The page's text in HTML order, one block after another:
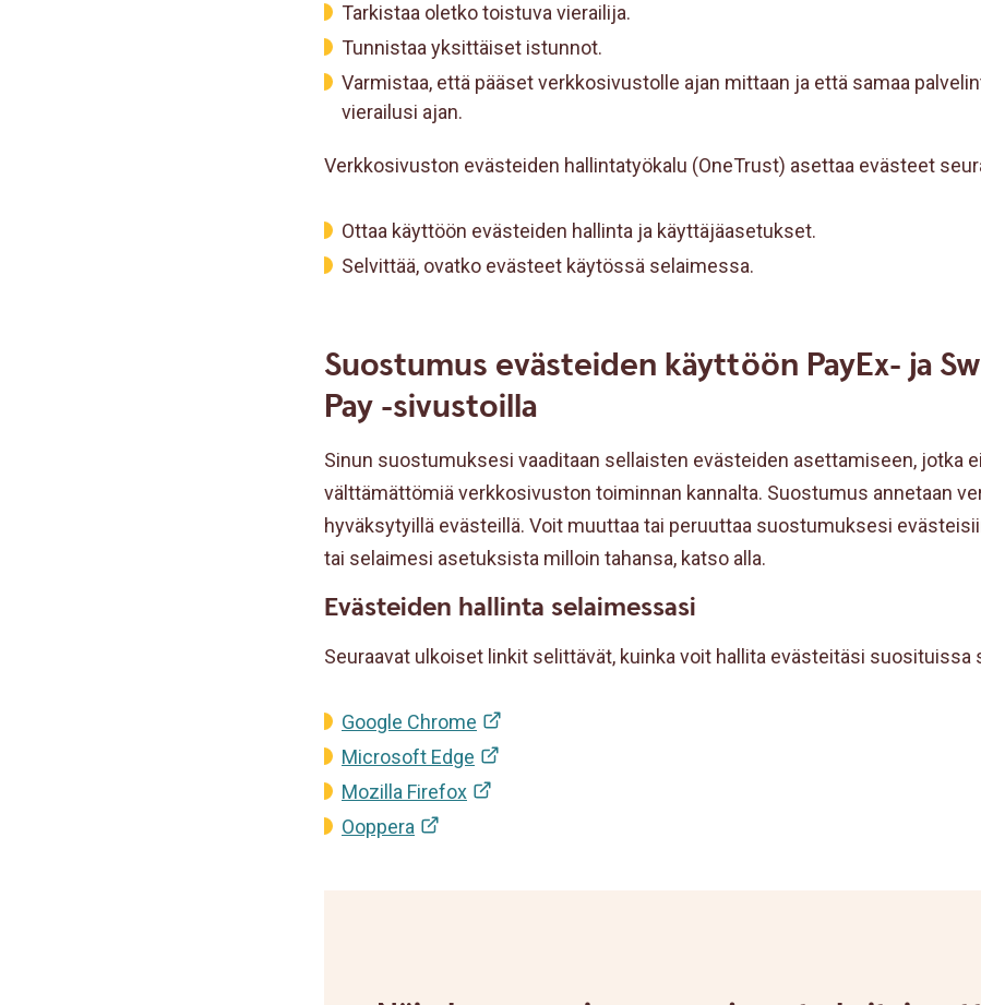
Tarkistaa oletko toistuva vierailija.
Tunnistaa yksittäiset istunnot.
Varmistaa, että pääset verkkosivustolle ajan mittaan ja että samaa
vierailusi ajan.
Verkkosivuston evästeiden hallintatyökalu (OneTrust) asettaa evästeet
Ottaa käyttöön evästeiden hallinta ja käyttäjäasetukset.
Selvittää, ovatko evästeet käytössä selaimessa.
Suostumus evästeiden käyttöön PayEx- ja
Pay -sivustoilla
Sinun suostumuksesi vaaditaan sellaisten evästeiden asettamiseen, jotka
välttämättömiä verkkosivuston toiminnan kannalta. Suostumus annetaan
hyväksytyillä evästeillä. Voit muuttaa tai peruuttaa suostumuksesi
tai selaimesi asetuksista milloin tahansa, katso alla.
Evästeiden hallinta selaimessasi
Seuraavat ulkoiset linkit selittävät, kuinka voit hallita evästeitäsi suosituissa
Google Chrome
Microsoft Edge
Mozilla Firefox
Ooppera